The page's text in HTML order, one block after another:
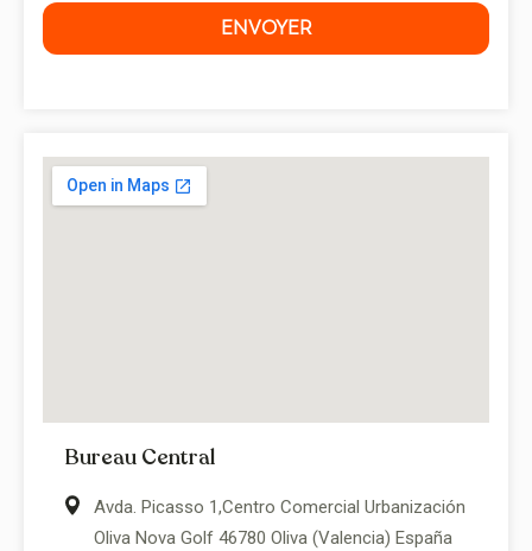
ENVOYER
Bureau Central
Avda. Picasso 1,Centro Comercial Urbanización
Oliva Nova Golf 46780 Oliva (Valencia) España